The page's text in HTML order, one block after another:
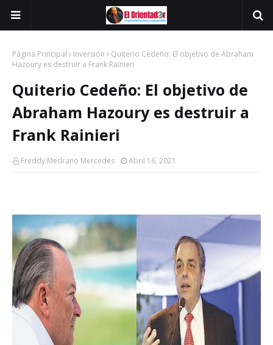
Página Principal Inversión
Quiterio Cedeño: El objetivo de Abraham
Hazoury es destruir a Frank Rainieri
Quiterio Cedeño: El objetivo de
Abraham Hazoury es destruir a
Frank Rainieri
Freddy Medrano Mercedes Abril 16, 2021